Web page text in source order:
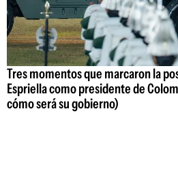
Tres momentos que marcaron la
Espriella como presidente de
cómo será su gobierno)